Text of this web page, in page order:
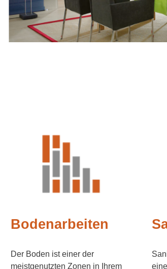
Bodenarbeiten
Der Boden ist einer der
meistgenutzten Zonen in Ihrem